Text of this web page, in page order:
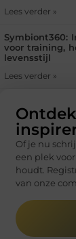
Lees verder »
Symbiont360:
voor training,
levensstijl
Lees verder »
Of je nu
een plek
houdt.
van onze